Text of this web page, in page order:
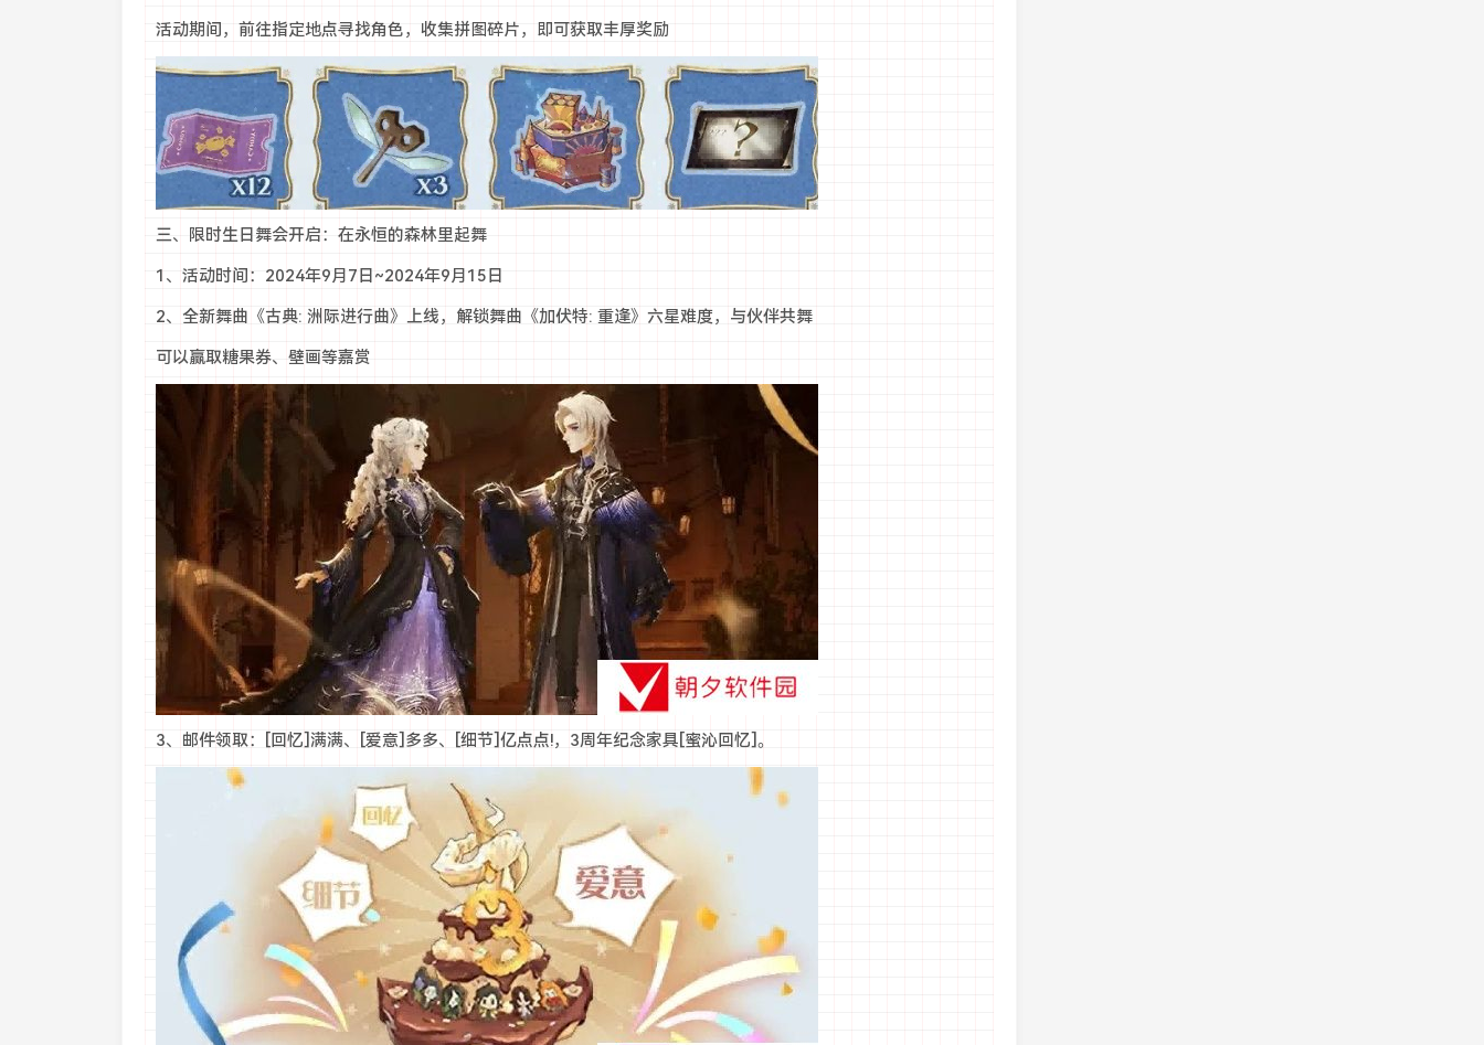
活动期间，前往指定地点寻找角色，收集拼图碎片，即可获取丰厚奖励
三、限时生日舞会开启：在永恒的森林里起舞
1、活动时间：2024年9月7日~2024年9月15日
2、全新舞曲《古典: 洲际进行曲》上线，解锁舞曲《加伏特: 重逢》六星难度，与伙伴共舞
可以赢取糖果券、壁画等嘉赏
3、邮件领取：[回忆]满满、[爱意]多多、[细节]亿点点!，3周年纪念家具[蜜沁回忆]。